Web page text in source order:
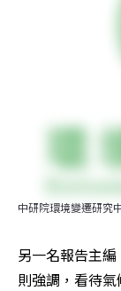
中研院環境變遷研究
另一名報告主
則強調，看待